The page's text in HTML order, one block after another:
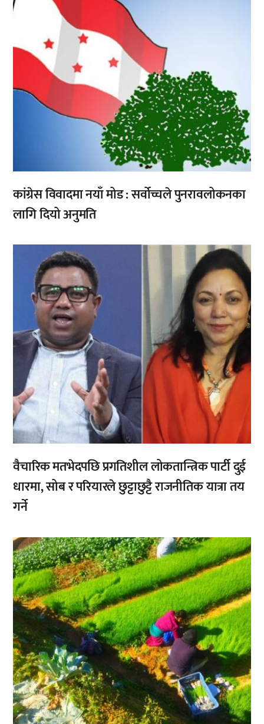
कांग्रेस विवादमा नयाँ मोड : सर्वोच्चले पुनरावलोकनका
लागि दियो अनुमति
वैचारिक मतभेदपछि प्रगतिशील लोकतान्त्रिक पार्टी दुई
धारमा, सोब र परियारले छुट्टाछुट्टै राजनीतिक यात्रा तय
गर्ने
,